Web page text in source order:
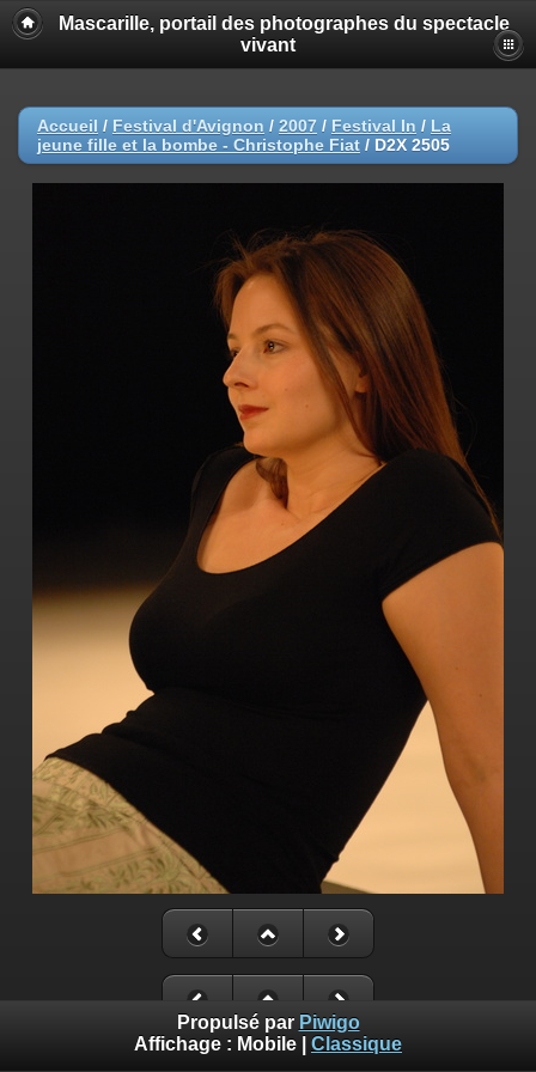
Mascarille, portail des photographes du spectacle
vivant
Accueil / Festival d'Avignon / 2007 / Festival In / La
jeune fille et la bombe - Christophe Fiat / D2X 2505
Propulsé par Piwigo
Affichage : Mobile Classique